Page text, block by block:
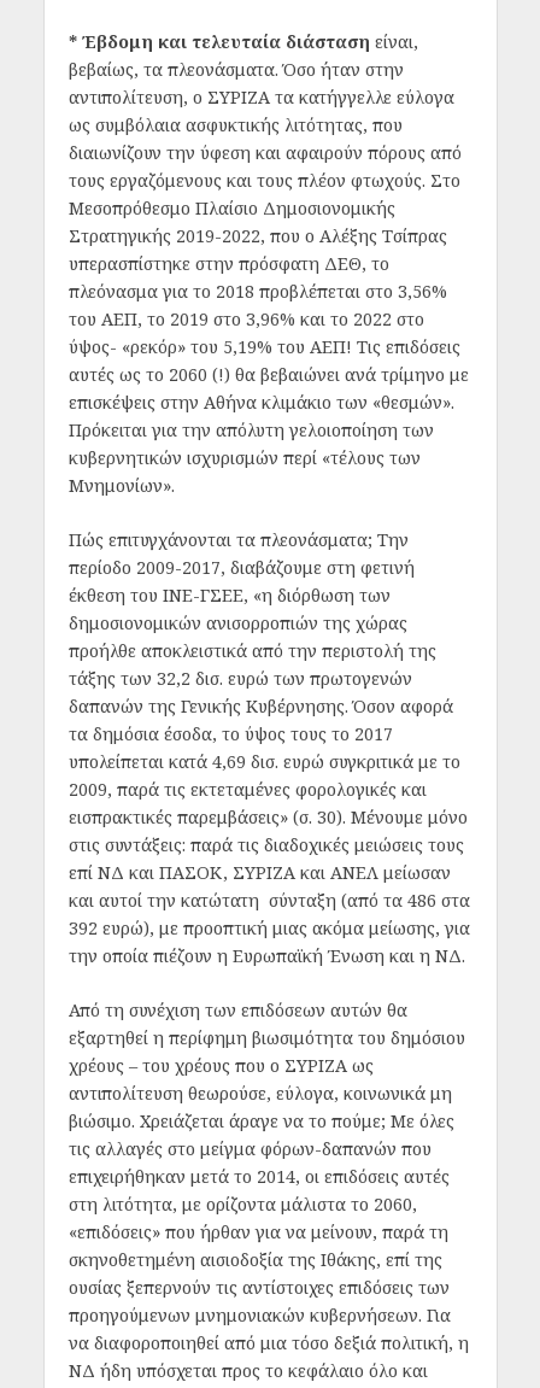
* Έβδομη και τελευταία διάσταση είναι,
βεβαίως, τα πλεονάσματα. Όσο ήταν στην
αντιπολίτευση, ο ΣΥΡΙΖΑ τα κατήγγελλε εύλογα
ως συμβόλαια ασφυκτικής λιτότητας, που
διαιωνίζουν την ύφεση και αφαιρούν πόρους από
τους εργαζόμενους και τους πλέον φτωχούς. Στο
Μεσοπρόθεσμο Πλαίσιο Δημοσιονομικής
Στρατηγικής 2019-2022, που ο Αλέξης Τσίπρας
υπερασπίστηκε στην πρόσφατη ΔΕΘ, το
πλεόνασμα για το 2018 προβλέπεται στο 3,56%
του ΑΕΠ, το 2019 στο 3,96% και το 2022 στο
ύψος- «ρεκόρ» του 5,19% του ΑΕΠ! Τις επιδόσεις
αυτές ως το 2060 (!) θα βεβαιώνει ανά τρίμηνο με
επισκέψεις στην Αθήνα κλιμάκιο των «θεσμών».
Πρόκειται για την απόλυτη γελοιοποίηση των
κυβερνητικών ισχυρισμών περί «τέλους των
Μνημονίων».
Πώς επιτυγχάνονται τα πλεονάσματα; Την
περίοδο 2009-2017, διαβάζουμε στη φετινή
έκθεση του ΙΝΕ-ΓΣΕΕ, «η διόρθωση των
δημοσιονομικών ανισορροπιών της χώρας
προήλθε αποκλειστικά από την περιστολή της
τάξης των 32,2 δισ. ευρώ των πρωτογενών
δαπανών της Γενικής Κυβέρνησης. Όσον αφορά
τα δημόσια έσοδα, το ύψος τους το 2017
υπολείπεται κατά 4,69 δισ. ευρώ συγκριτικά με το
2009, παρά τις εκτεταμένες φορολογικές και
εισπρακτικές παρεμβάσεις» (σ. 30). Μένουμε μόνο
στις συντάξεις: παρά τις διαδοχικές μειώσεις τους
επί ΝΔ και ΠΑΣΟΚ, ΣΥΡΙΖΑ και ΑΝΕΛ μείωσαν
και αυτοί την κατώτατη σύνταξη (από τα 486 στα
392 ευρώ), με προοπτική μιας ακόμα μείωσης, για
την οποία πιέζουν η Ευρωπαϊκή Ένωση και η ΝΔ.
Από τη συνέχιση των επιδόσεων αυτών θα
εξαρτηθεί η περίφημη βιωσιμότητα του δημόσιου
χρέους – του χρέους που ο ΣΥΡΙΖΑ ως
αντιπολίτευση θεωρούσε, εύλογα, κοινωνικά μη
βιώσιμο. Χρειάζεται άραγε να το πούμε; Με όλες
τις αλλαγές στο μείγμα φόρων-δαπανών που
επιχειρήθηκαν μετά το 2014, οι επιδόσεις αυτές
στη λιτότητα, με ορίζοντα μάλιστα το 2060,
«επιδόσεις» που ήρθαν για να μείνουν, παρά τη
σκηνοθετημένη αισιοδοξία της Ιθάκης, επί της
ουσίας ξεπερνούν τις αντίστοιχες επιδόσεις των
προηγούμενων μνημονιακών κυβερνήσεων. Για
να διαφοροποιηθεί από μια τόσο δεξιά πολιτική, η
ΝΔ ήδη υπόσχεται προς το κεφάλαιο όλο και